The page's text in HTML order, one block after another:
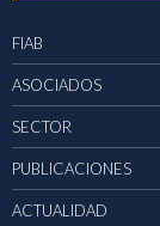
FIAB
ASOCIADOS
SECTOR
PUBLICACIONES
ACTUALIDAD